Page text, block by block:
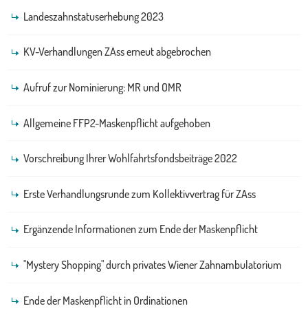
Landeszahnstatuserhebung 2023
KV-Verhandlungen ZAss erneut abgebrochen
Aufruf zur Nominierung: MR und OMR
Allgemeine FFP2-Maskenpflicht aufgehoben
Vorschreibung Ihrer Wohlfahrtsfondsbeiträge 2022
Erste Verhandlungsrunde zum Kollektivvertrag für ZAss
Ergänzende Informationen zum Ende der Maskenpflicht
"Mystery Shopping" durch privates Wiener Zahnambulatorium
Ende der Maskenpflicht in Ordinationen